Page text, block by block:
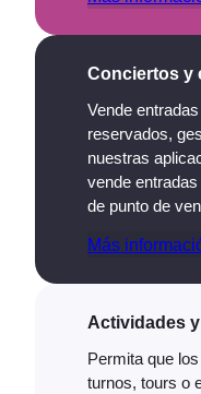
Conciertos y
Vende
reservados,
nuestras
vende
de punto de
Más
Actividades
Permita que
turnos, tours o